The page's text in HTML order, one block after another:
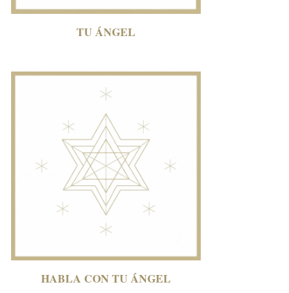
TU ÁNGEL
HABLA CONTU ÁNGEL